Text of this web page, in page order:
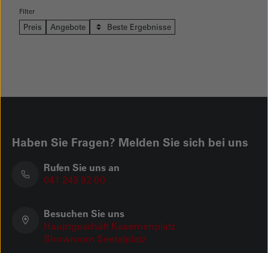
Filter
Keine Produkte mit dieser Filter-Kombination
Preis Angebote Beste Ergebnisse
Haben Sie Fragen? Melden Sie sich bei uns
Rufen Sie uns an
041 249 92 00
Besuchen Sie uns
Hauptgeschäft Kasernenplatz
Showroom Seetalplatz